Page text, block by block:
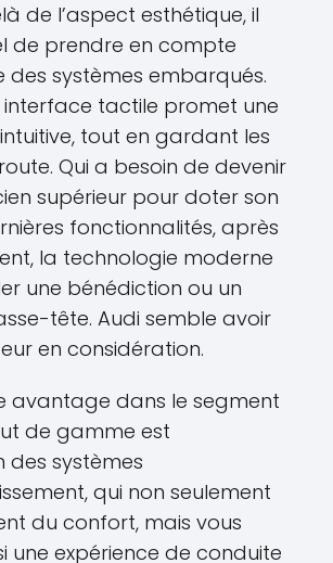
de l’aspect esthétique, il
de prendre en compte
des systèmes embarqués.
interface tactile promet une
tout en gardant les
Qui a besoin de devenir
supérieur pour doter son
fonctionnalités, après
la technologie moderne
une bénédiction ou un
tête. Audi semble avoir
en considération.
avantage dans le segment
de gamme est
des systèmes
qui non seulement
du confort, mais vous
une expérience de conduite